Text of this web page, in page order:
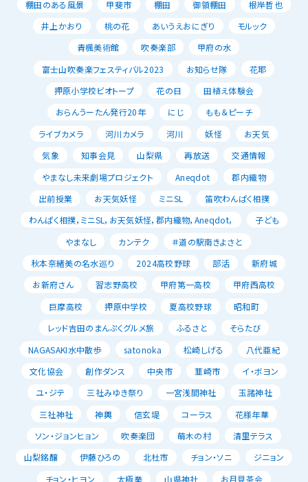
棚田のある風景
甲斐市 棚田 御領棚田
根岸哲也
井上かおり
桃の花 あいうえおにぎり
モルック
青楓美術館
吹奏楽部
甲府の水
富士山吹奏楽フェスティバル2023
お知らせ隊
花耶
押原小学校ビオトープ
花の日
田植え体験会
おらんうーたん発行20年
にじ
もも＆ピーチ
ライブカメラ
河川カメラ 河川 妖怪
お天気
気象
知事会見 山梨県 再放送
交通情報
やまなし未来劇場プロジェクト
Aneqdot
郡内織物
出前授業
お天気妖怪 ミニSL
笛吹わんぱく相撲
わんぱく相撲，ミニSL，お天気妖怪，郡内織物，Aneqdot，
子ども
やまなし
カンテク
＃道の駅南きよさと
秋本奈緒美の名水巡り
2024高校野球 部活
新府城
お新府さん
習志野高校 甲府第一高校
甲府西高校
巨摩高校
押原中学校 夏高校野球
昭和町
レッド吉田のまんぷくグルメ旅
ふるさと
そらたび
NAGASAKI水中散歩
satonoka 松崎しげる
八代亜紀
文化協会
創作ダンス 中央市 韮崎市
イ・ボヨン
ユ・ジテ
三社みゆき祭り 一宮浅間神社
玉諸神社
三社神社
神輿 信玄堤 コーラス
花様年華
ソン・ジョンヒョン
吹奏楽団 萌木の村
清里テラス
山梨銘醸
伊藤ひろの 北杜市 チョン・ソニ
ジニョン
チョン・ヒヨン
太極拳 山県神社 お月見茶会